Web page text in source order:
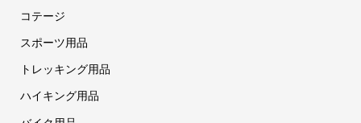
コテージ
スポーツ用品
トレッキング用品
ハイキング用品